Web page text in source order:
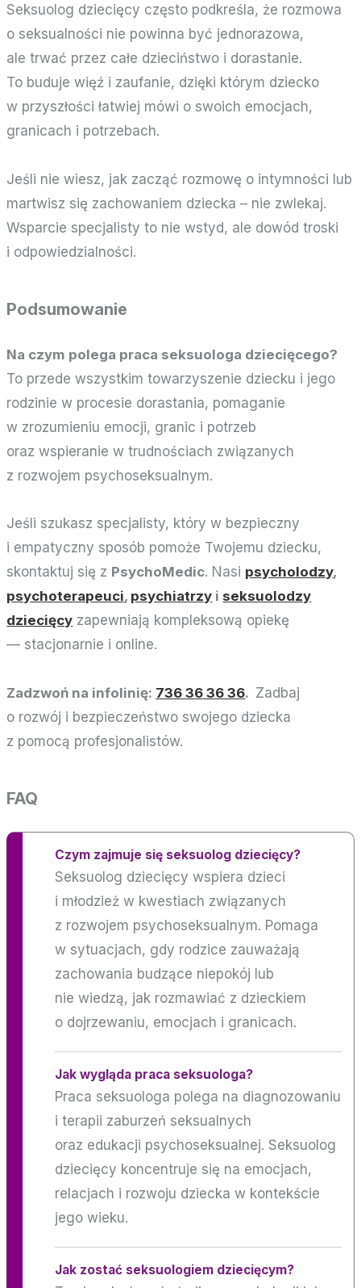
Seksuolog dziecięcy często podkreśla, że rozmowa
o seksualności nie powinna być jednorazowa,
ale trwać przez całe dzieciństwo i dorastanie.
To buduje więź i zaufanie, dzięki którym dziecko
w przyszłości łatwiej mówi o swoich emocjach,
granicach i potrzebach.
Jeśli nie wiesz, jak zacząć rozmowę o intymności lub
martwisz się zachowaniem dziecka – nie zwlekaj.
Wsparcie specjalisty to nie wstyd, ale dowód troski
i odpowiedzialności.
Podsumowanie
Na czym polega praca seksuologa dziecięcego?
To przede wszystkim towarzyszenie dziecku i jego
rodzinie w procesie dorastania, pomaganie
w zrozumieniu emocji, granic i potrzeb
oraz wspieranie w trudnościach związanych
z rozwojem psychoseksualnym.
Jeśli szukasz specjalisty, który w bezpieczny
i empatyczny sposób pomoże Twojemu dziecku,
skontaktuj się z PsychoMedic. Nasi psycholodzy,
psychoterapeuci, psychiatrzy i seksuolodzy
dziecięcy zapewniają kompleksową opiekę
— stacjonarnie i online.
Zadzwoń na infolinię: 736 36 36 36. Zadbaj
o rozwój i bezpieczeństwo swojego dziecka
z pomocą profesjonalistów.
FAQ
Czym zajmuje się seksuolog dziecięcy?
Seksuolog dziecięcy wspiera dzieci
i młodzież w kwestiach związanych
z rozwojem psychoseksualnym. Pomaga
w sytuacjach, gdy rodzice zauważają
zachowania budzące niepokój lub
nie wiedzą, jak rozmawiać z dzieckiem
o dojrzewaniu, emocjach i granicach.
Jak wygląda praca seksuologa?
Praca seksuologa polega na diagnozowaniu
i terapii zaburzeń seksualnych
oraz edukacji psychoseksualnej. Seksuolog
dziecięcy koncentruje się na emocjach,
relacjach i rozwoju dziecka w kontekście
jego wieku.
Jak zostać seksuologiem dziecięcym?